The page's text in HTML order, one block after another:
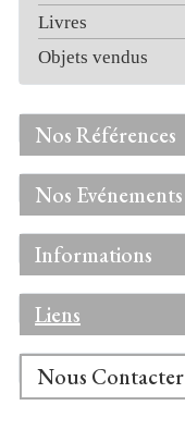
Livres
Objets vendus
Nos Références
Nos Evénements
Informations
Liens
Nous Contacter